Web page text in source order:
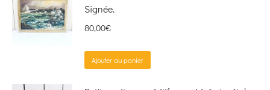
Signée.
80,00€
Ajouter au panier